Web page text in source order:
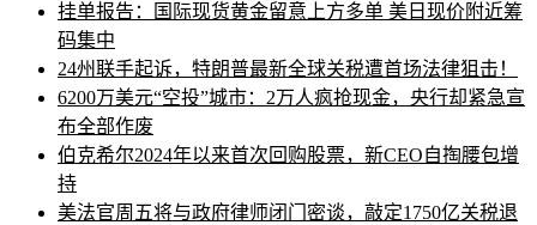
挂单报告：国际现货黄金留意上方多单 美日现价附近筹
码集中
24州联手起诉，特朗普最新全球关税遭首场法律狙击！
6200万美元“空投”城市：2万人疯抢现金，央行却紧急宣
布全部作废
伯克希尔2024年以来首次回购股票，新CEO自掏腰包增
持
美法官周五将与政府律师闭门密谈，敲定1750亿关税退